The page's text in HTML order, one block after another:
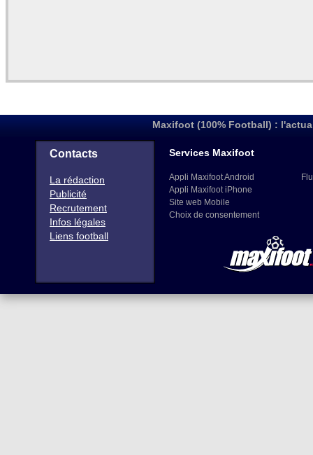
Maxifoot (100% Football) :
Contacts
La rédaction
Publicité
Recrutement
Infos légales
Liens football
Services Maxifoot
Appli Maxifoot Android
Appli Maxifoot iPhone
Site web Mobile
Choix de consentement